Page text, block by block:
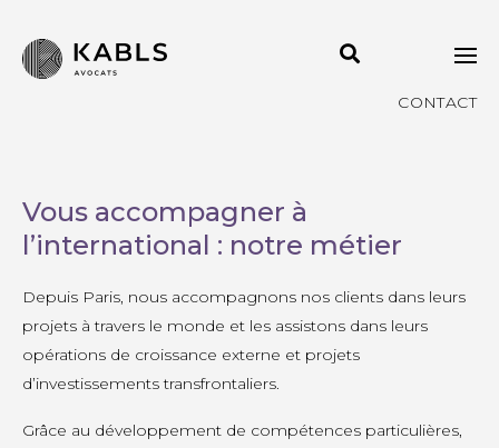
CONTACT
Vous accompagner à
l’international : notre métier
Depuis Paris, nous accompagnons nos clients dans leurs
projets à travers le monde et les assistons dans leurs
opérations de croissance externe et projets
d’investissements transfrontaliers.
Grâce au développement de compétences particulières,